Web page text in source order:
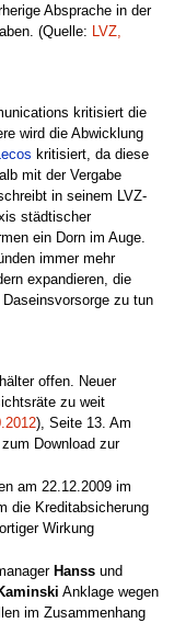
Absprache in der
(Quelle:
LVZ,
kritisiert die
wird die Abwicklung
Lecos kritisiert, da diese
mit der Vergabe
in seinem LVZ-
städtischer
ein Dorn im Auge.
immer mehr
expandieren, die
zu tun
offen. Neuer
zu weit
), Seite 13. Am
Download zur
am 22.12.2009 im
die Kreditabsicherung
Wirkung
Hanss und
Anklage wegen
im Zusammenhang